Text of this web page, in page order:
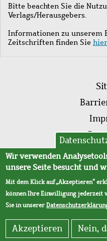
Bitte beachten Sie die
Verlags/Herausgebers.
Informationen zu unserem
Zeitschriften finden Sie hier
Wir verwenden
unsere Seite besucht und
Mit dem Klick auf „Akzeptieren“
können Ihre Einwilligung jederzeit
Sie in unserer
Akzeptieren Nein,